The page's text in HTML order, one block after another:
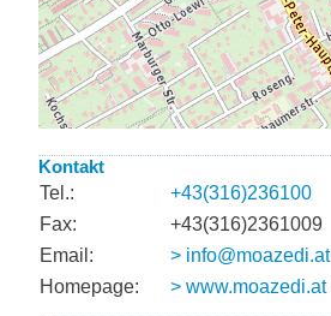
Kontakt
Tel.:
+43(316)236100
Fax:
+43(316)2361009
Email:
> info@moazedi.at
Homepage:
> www.moazedi.at